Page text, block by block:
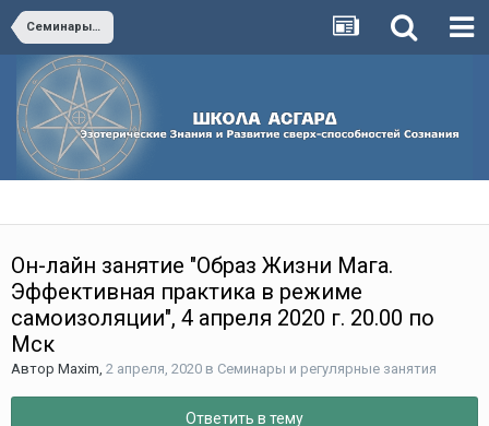
Семинары и регулярные занятия
Он-лайн занятие "Образ Жизни Мага.
Эффективная практика в режиме
самоизоляции", 4 апреля 2020 г. 20.00 по
Мск
Автор Maxim 2 апреля, 2020 в Семинары и регулярные занятия
Ответить в тему